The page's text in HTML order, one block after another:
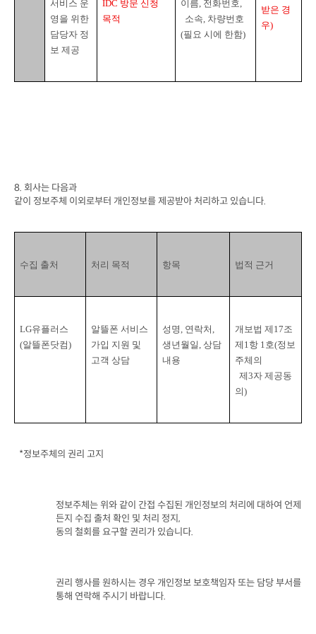
받은 경
우)
서비스 운
영을 위한
담당자 정
보 제공
IDC 방문 신청
목적
이름, 전화번호,
소속, 차량번호
(필요 시에 한함)
8. 회사는 다음과
같이 정보주체 이외로부터 개인정보를 제공받아 처리하고 있습니다.
수집 출처 처리 목적 항목 법적 근거
LG유플러스
(알뜰폰닷컴)
알뜰폰 서비스
가입 지원 및
고객 상담
성명, 연락처
생년월일, 상담
내용
개보법 제 17조
제 1항 1호(정보
주체의
  제
3자 제공동
의)
*정보주체의 권리 고지
정보주체는 위와 같이 간접 수집된 개인정보의 처리에 대하여 언제
든지 수집 출처 확인 및 처리 정지
동의 철회를 요구할 권리가 있습니다.
권리 행사를 원하시는 경우 개인정보 보호책임자 또는 담당 부서를
통해 연락해 주시기 바랍니다.